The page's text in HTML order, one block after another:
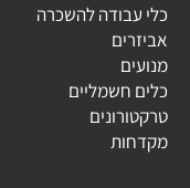
כלי עבודה להשכרה
אביזרים
מנועים
כלים חשמליים
טרקטורונים
מקדחות